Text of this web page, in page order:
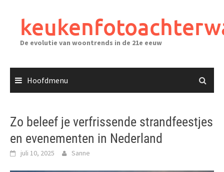
inhoudDe evolutie van woontrends in de 21e eeuw
Hoofdmenu
Zo beleef je verfrissende strandfeestjes
en evenementen in Nederland
juli 10, 2025 Sanne